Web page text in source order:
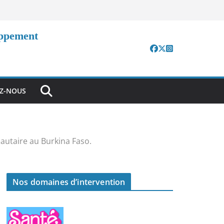
NOUS
au Burkina Faso.
Nos domaines d’intervention